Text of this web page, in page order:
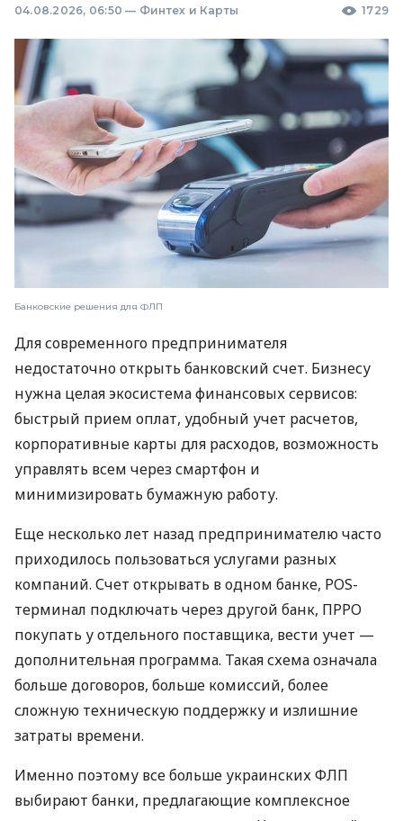
04.08.2026, 06:50 — Финтех и Карты 1729
Банковские решения для ФЛП
Для современного предпринимателя
недостаточно открыть банковский счет. Бизнесу
нужна целая экосистема финансовых сервисов:
быстрый прием оплат, удобный учет расчетов,
корпоративные карты для расходов, возможность
управлять всем через смартфон и
минимизировать бумажную работу.
Еще несколько лет назад предпринимателю часто
приходилось пользоваться услугами разных
компаний. Счет открывать в одном банке, POS-
терминал подключать через другой банк, ПРРО
покупать у отдельного поставщика, вести учет —
дополнительная программа. Такая схема означала
больше договоров, больше комиссий, более
сложную техническую поддержку и излишние
затраты времени.
Именно поэтому все больше украинских ФЛП
выбирают банки, предлагающие комплексное